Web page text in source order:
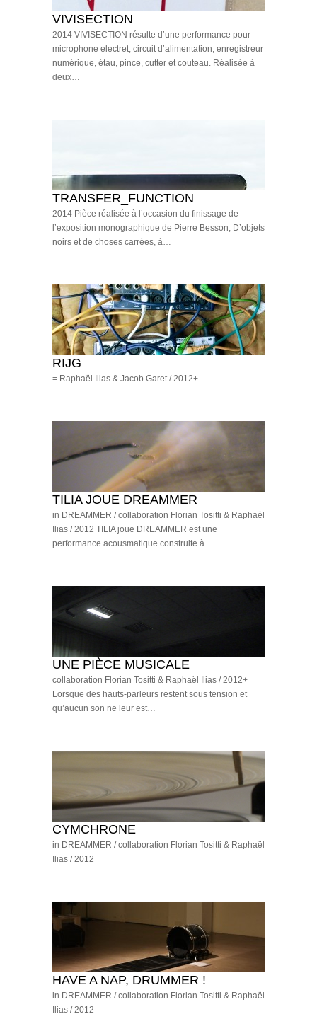
VIVISECTION
2014 VIVISECTION résulte d’une performance pour
microphone electret, circuit d’alimentation, enregistreur
numérique, étau, pince, cutter et couteau. Réalisée à
deux…
TRANSFER_FUNCTION
2014 Pièce réalisée à l’occasion du finissage de
l’exposition monographique de Pierre Besson, D’objets
noirs et de choses carrées, à…
RIJG
= Raphaël Ilias & Jacob Garet / 2012+
TILIA JOUE DREAMMER
in DREAMMER / collaboration Florian Tositti & Raphaël
Ilias / 2012 TILIA joue DREAMMER est une
performance acousmatique construite à…
UNE PIÈCE MUSICALE
collaboration Florian Tositti & Raphaël Ilias / 2012+
Lorsque des hauts-parleurs restent sous tension et
qu’aucun son ne leur est…
CYMCHRONE
in DREAMMER / collaboration Florian Tositti & Raphaël
Ilias / 2012
HAVE A NAP, DRUMMER !
in DREAMMER / collaboration Florian Tositti & Raphaël
Ilias / 2012